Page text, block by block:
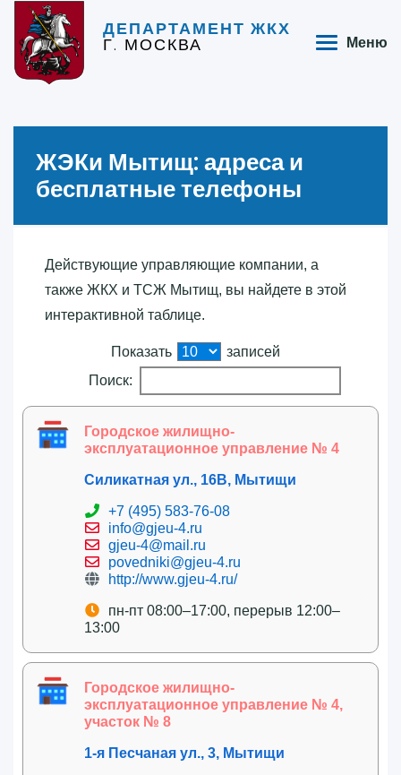
ДЕПАРТАМЕНТ ЖКХ
Г. МОСКВА Меню
ЖЭКи Мытищ: адреса и
бесплатные телефоны
Действующие управляющие компании, а
также ЖКХ и ТСЖ Мытищ, вы найдете в этой
интерактивной таблице.
Показать
записей
Поиск:
Городское жилищно-
эксплуатационное управление № 4
Силикатная ул., 16В, Мытищи
+7 (495) 583-76-08
info@gjeu-4.ru
gjeu-4@mail.ru
povedniki@gjeu-4.ru
http://www.gjeu-4.ru/
пн-пт 08:00–17:00, перерыв 12:00–
13:00
Городское жилищно-
эксплуатационное управление № 4,
участок № 8
1-я Песчаная ул., 3, Мытищи